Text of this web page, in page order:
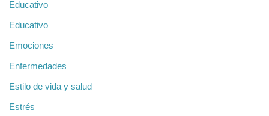
Educativo
Educativo
Emociones
Enfermedades
Estilo de vida y salud
Estrés